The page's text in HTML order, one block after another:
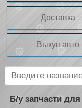
Доставка
Выкуп авто
Б/у запчасти